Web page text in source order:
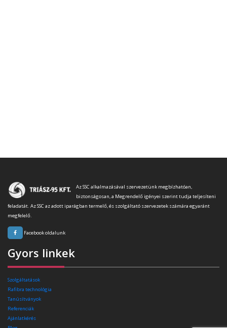
Az SSC alkalmazásával szervezetünk megbízhatóan,
biztonságosan, a Megrendelő igényei szerint tudja teljesíteni
feladatát. Az SSC az adott iparágban termelő, és szolgáltató szervezetek számára egyaránt
megfelelő.
Facebook oldalunk
Gyors linkek
Szolgáltatások
Rafibra technológia
Tanúsítványok
Referenciák
Ajánlatkérés